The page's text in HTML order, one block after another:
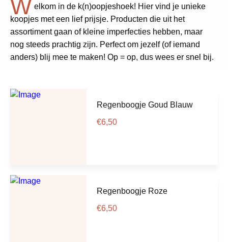
W elkom in de k(n)oopjeshoek! Hier vind je unieke
koopjes met een lief prijsje. Producten die uit het
assortiment gaan of kleine imperfecties hebben, maar
nog steeds prachtig zijn. Perfect om jezelf (of iemand
anders) blij mee te maken! Op = op, dus wees er snel bij.
Regenboogje Goud Blauw
€6,50
Regenboogje Roze
€6,50